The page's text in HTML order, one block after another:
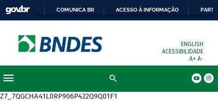
COMUNICA BR ACESSO À INFORMAÇÃO
ENGLISH
ACESSIBILIDADE
A+ A-
Z7_7QGCHA41L0RP906P422Q9Q01F1